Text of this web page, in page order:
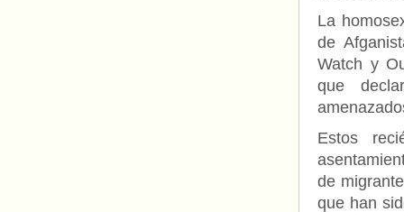
La
de
Watch y
que
Estos
de
que han